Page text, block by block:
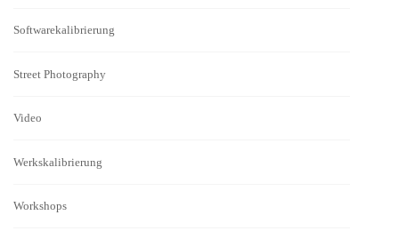
Softwarekalibrierung
Street Photography
Video
Werkskalibrierung
Workshops